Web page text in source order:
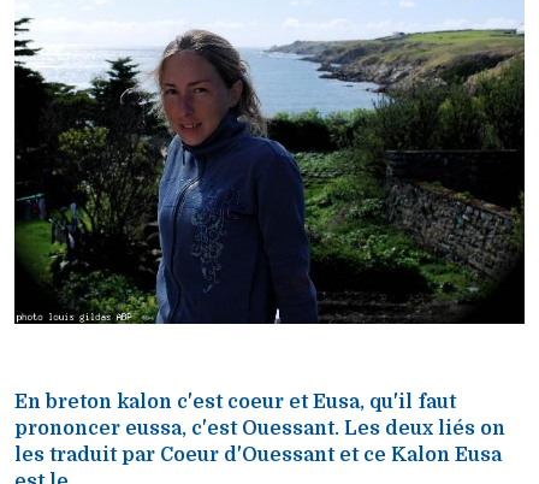
En breton kalon c'est coeur et Eusa, qu'il faut
prononcer eussa, c'est Ouessant. Les deux liés on
les traduit par Coeur d'Ouessant et ce Kalon Eusa